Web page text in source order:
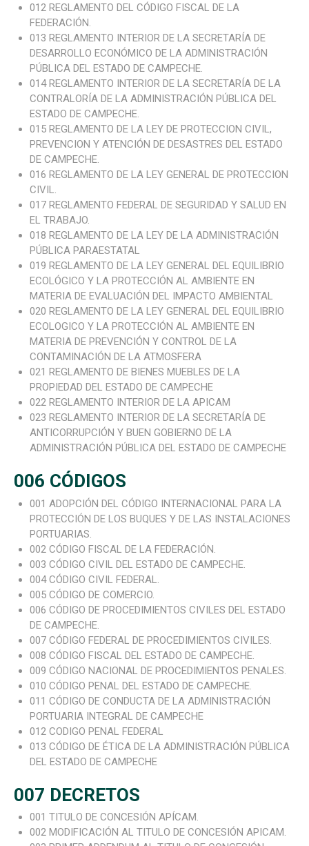
012 REGLAMENTO DEL CÓDIGO FISCAL DE LA
FEDERACIÓN.
013 REGLAMENTO INTERIOR DE LA SECRETARÍA DE
DESARROLLO ECONÓMICO DE LA ADMINISTRACIÓN
PÚBLICA DEL ESTADO DE CAMPECHE.
014 REGLAMENTO INTERIOR DE LA SECRETARÍA DE LA
CONTRALORÍA DE LA ADMINISTRACIÓN PÚBLICA DEL
ESTADO DE CAMPECHE.
015 REGLAMENTO DE LA LEY DE PROTECCION CIVIL,
PREVENCION Y ATENCIÓN DE DESASTRES DEL ESTADO
DE CAMPECHE.
016 REGLAMENTO DE LA LEY GENERAL DE PROTECCION
CIVIL.
017 REGLAMENTO FEDERAL DE SEGURIDAD Y SALUD EN
EL TRABAJO.
018 REGLAMENTO DE LA LEY DE LA ADMINISTRACIÓN
PÚBLICA PARAESTATAL
019 REGLAMENTO DE LA LEY GENERAL DEL EQUILIBRIO
ECOLÓGICO Y LA PROTECCIÓN AL AMBIENTE EN
MATERIA DE EVALUACIÓN DEL IMPACTO AMBIENTAL
020 REGLAMENTO DE LA LEY GENERAL DEL EQUILIBRIO
ECOLOGICO Y LA PROTECCIÓN AL AMBIENTE EN
MATERIA DE PREVENCIÓN Y CONTROL DE LA
CONTAMINACIÓN DE LA ATMOSFERA
021 REGLAMENTO DE BIENES MUEBLES DE LA
PROPIEDAD DEL ESTADO DE CAMPECHE
022 REGLAMENTO INTERIOR DE LA APICAM
023 REGLAMENTO INTERIOR DE LA SECRETARÍA DE
ANTICORRUPCIÓN Y BUEN GOBIERNO DE LA
ADMINISTRACIÓN PÚBLICA DEL ESTADO DE CAMPECHE
006 CÓDIGOS
001 ADOPCIÓN DEL CÓDIGO INTERNACIONAL PARA LA
PROTECCIÓN DE LOS BUQUES Y DE LAS INSTALACIONES
PORTUARIAS.
002 CÓDIGO FISCAL DE LA FEDERACIÓN.
003 CÓDIGO CIVIL DEL ESTADO DE CAMPECHE.
004 CÓDIGO CIVIL FEDERAL.
005 CÓDIGO DE COMERCIO.
006 CÓDIGO DE PROCEDIMIENTOS CIVILES DEL ESTADO
DE CAMPECHE.
007 CÓDIGO FEDERAL DE PROCEDIMIENTOS CIVILES.
008 CÓDIGO FISCAL DEL ESTADO DE CAMPECHE.
009 CÓDIGO NACIONAL DE PROCEDIMIENTOS PENALES.
010 CÓDIGO PENAL DEL ESTADO DE CAMPECHE.
011 CÓDIGO DE CONDUCTA DE LA ADMINISTRACIÓN
PORTUARIA INTEGRAL DE CAMPECHE
012 CODIGO PENAL FEDERAL
013 CÓDIGO DE ÉTICA DE LA ADMINISTRACIÓN PÚBLICA
DEL ESTADO DE CAMPECHE
007 DECRETOS
001 TITULO DE CONCESIÓN APÍCAM.
002 MODIFICACIÓN AL TITULO DE CONCESIÓN APICAM.